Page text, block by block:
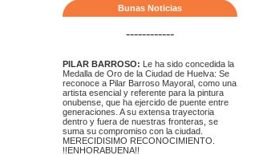
Bunas Noticias
------------
PILAR BARROSO: Le ha sido concedida la
Medalla de Oro de la Ciudad de Huelva: Se
reconoce a Pilar Barroso Mayoral, como una
artista esencial y referente para la pintura
onubense, que ha ejercido de puente entre
generaciones. A su extensa trayectoria
dentro y fuera de nuestras fronteras, se
suma su compromiso con la ciudad.
MERECIDISIMO RECONOCIMIENTO.
!!ENHORABUENA!!